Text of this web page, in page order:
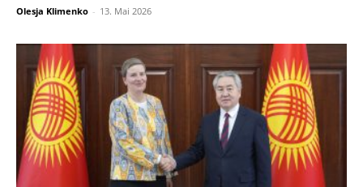
Olesja Klimenko - 13. Mai 2026